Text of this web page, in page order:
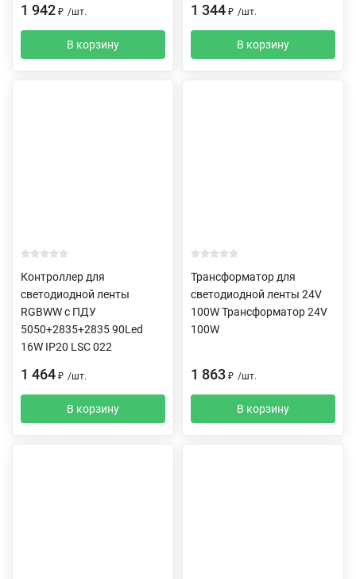
1 942 ₽ /шт.
В корзину
1 344 ₽ /шт.
В корзину
Контроллер для
светодиодной ленты
RGBWW c ПДУ
5050+2835+2835 90Led
16W IP20 LSC 022
1 464 ₽ /шт.
В корзину
Трансформатор для
светодиодной ленты 24V
100W Трансформатор 24V
100W
1 863 ₽ /шт.
В корзину